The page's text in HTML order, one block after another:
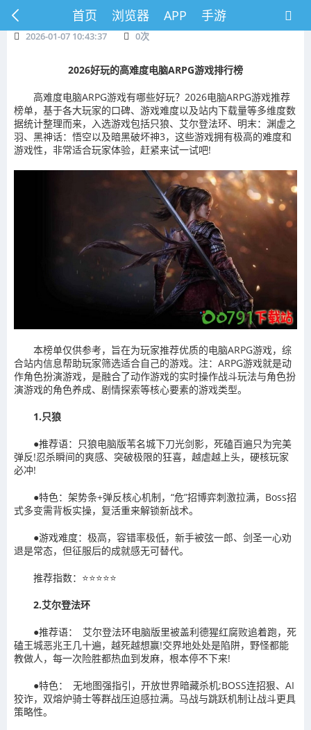
首页 浏览器 APP 手游
2026-01-07 10:43:37 0次
2026好玩的高难度电脑ARPG游戏排行榜
高难度电脑ARPG游戏有哪些好玩？2026电脑ARPG游戏推荐
榜单，基于各大玩家的口碑、游戏难度以及站内下载量等多维度数
据统计整理而来，入选游戏包括只狼、艾尔登法环、明末：渊虚之
羽、黑神话：悟空以及暗黑破坏神3，这些游戏拥有极高的难度和
游戏性，非常适合玩家体验，赶紧来试一试吧!
本榜单仅供参考，旨在为玩家推荐优质的电脑ARPG游戏，综
合站内信息帮助玩家筛选适合自己的游戏。注：ARPG游戏就是动
作角色扮演游戏，是融合了动作游戏的实时操作战斗玩法与角色扮
演游戏的角色养成、剧情探索等核心要素的游戏类型。
1.只狼
●推荐语：只狼电脑版苇名城下刀光剑影，死磕百遍只为完美
弹反!忍杀瞬间的爽感、突破极限的狂喜，越虐越上头，硬核玩家
必冲!
●特色：架势条+弹反核心机制，“危”招博弈刺激拉满，Boss招
式多变需背板实操，复活重来解锁新战术。
●游戏难度：极高，容错率极低，新手被弦一郎、剑圣一心劝
退是常态，但征服后的成就感无可替代。
推荐指数：⭐⭐⭐⭐⭐
2.艾尔登法环
●推荐语： 艾尔登法环电脑版里被盖利德猩红腐败追着跑，死
磕王城恶兆王几十遍，越死越想赢!交界地处处是陷阱，野怪都能
教做人，每一次险胜都热血到发麻，根本停不下来!
●特色： 无地图强指引，开放世界暗藏杀机;BOSS连招狠、AI
狡诈，双熔炉骑士等群战压迫感拉满。马战与跳跃机制让战斗更具
策略性。